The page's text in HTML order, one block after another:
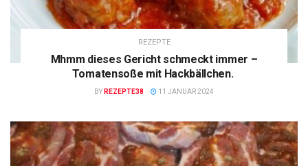
REZEPTE
Mhmm dieses Gericht schmeckt immer –
Tomatensoße mit Hackbällchen.
BY REZEPTE38 11 JANUAR 2024